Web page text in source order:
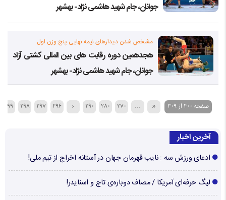
جوانان، جام شهید هاشمی نژاد- بهشهر
مشخص شدن دیدارهای نیمه نهایی پنج وزن اول
هجدهمین دوره رقابت های بین المللی کشتی آزاد
جوانان، جام شهید هاشمی نژاد- بهشهر
صفحه 300 از 309 «
...
270
280
290
‹
296
297
298
299
آخرین اخبار
ادعای ورزش سه : نایب قهرمان جهان در آستانه اخراج از تیم ملی!
لیگ حرفه‌ای آمریکا / مصاف دوباره‌ی تاج و اسنایدر!